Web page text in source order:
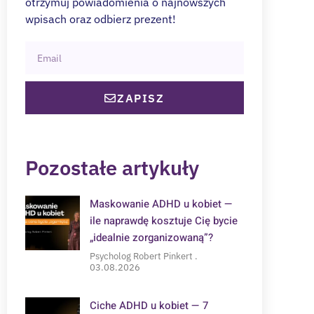
wpisach oraz odbierz prezent!
ZAPISZ
Pozostałe artykuły
Maskowanie ADHD u kobiet —
ile naprawdę kosztuje Cię bycie
„idealnie zorganizowaną”?
Psycholog Robert Pinkert
03.08.2026
Ciche ADHD u kobiet — 7